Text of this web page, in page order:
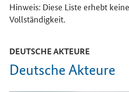
Hinweis: Diese Liste erhebt
Vollständigkeit.
DEUTSCHE AKTEURE
Deutsche Akteure